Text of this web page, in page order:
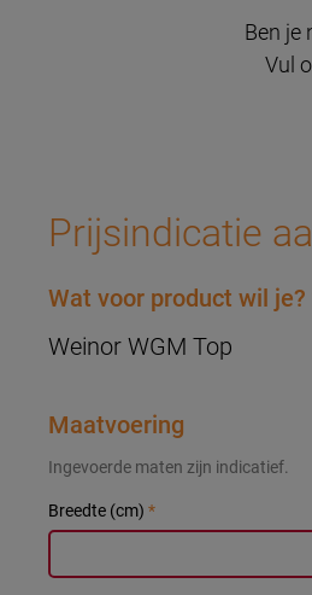
Ben je
Vul
Prijsindicatie
Wat voor product wil je?
Weinor WGM Top
Maatvoering
Ingevoerde maten zijn indicatief.
Breedte (cm) *